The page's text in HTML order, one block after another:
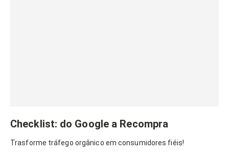
Checklist: do Google a Recompra
Trasforme tráfego orgânico em consumidores fiéis!